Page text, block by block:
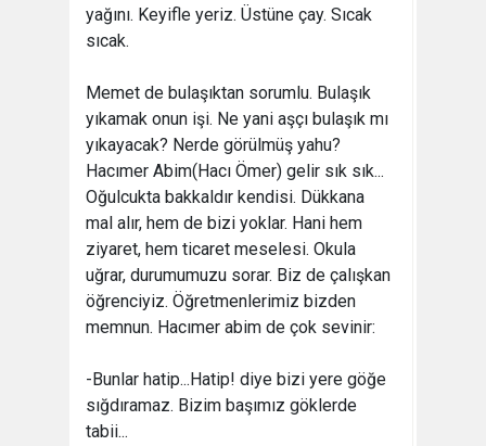
yağını. Keyifle yeriz. Üstüne çay. Sıcak
sıcak.
Memet de bulaşıktan sorumlu. Bulaşık
yıkamak onun işi. Ne yani aşçı bulaşık mı
yıkayacak? Nerde görülmüş yahu?
Hacımer Abim(Hacı Ömer) gelir sık sık...
Oğulcukta bakkaldır kendisi. Dükkana
mal alır, hem de bizi yoklar. Hani hem
ziyaret, hem ticaret meselesi. Okula
uğrar, durumumuzu sorar. Biz de çalışkan
öğrenciyiz. Öğretmenlerimiz bizden
memnun. Hacımer abim de çok sevinir:
-Bunlar hatip...Hatip! diye bizi yere göğe
sığdıramaz. Bizim başımız göklerde
tabii...